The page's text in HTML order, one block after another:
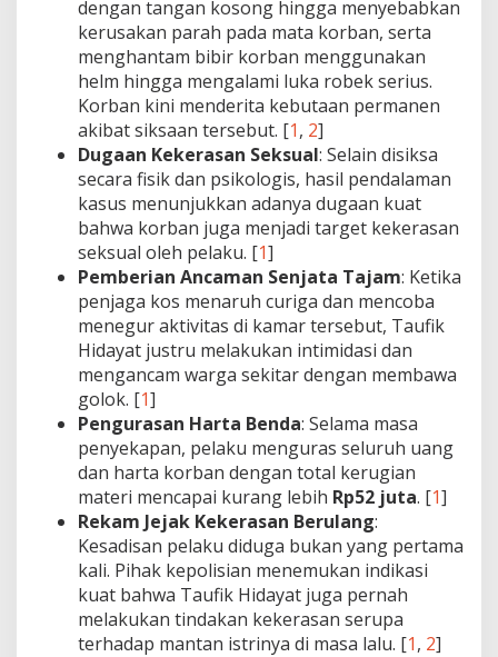
dengan tangan kosong hingga menyebabkan
kerusakan parah pada mata korban, serta
menghantam bibir korban menggunakan
helm hingga mengalami luka robek serius.
Korban kini menderita kebutaan permanen
akibat siksaan tersebut. [1, 2]
Dugaan Kekerasan Seksual: Selain disiksa
secara fisik dan psikologis, hasil pendalaman
kasus menunjukkan adanya dugaan kuat
bahwa korban juga menjadi target kekerasan
seksual oleh pelaku. [1]
Pemberian Ancaman Senjata Tajam: Ketika
penjaga kos menaruh curiga dan mencoba
menegur aktivitas di kamar tersebut, Taufik
Hidayat justru melakukan intimidasi dan
mengancam warga sekitar dengan membawa
golok. [1]
Pengurasan Harta Benda: Selama masa
penyekapan, pelaku menguras seluruh uang
dan harta korban dengan total kerugian
materi mencapai kurang lebih Rp52 juta. [1]
Rekam Jejak Kekerasan Berulang:
Kesadisan pelaku diduga bukan yang pertama
kali. Pihak kepolisian menemukan indikasi
kuat bahwa Taufik Hidayat juga pernah
melakukan tindakan kekerasan serupa
terhadap mantan istrinya di masa lalu. [1, 2]